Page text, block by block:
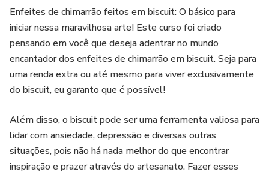
Enfeites de chimarrão feitos em biscuit: O básico para
iniciar nessa maravilhosa arte! Este curso foi criado
pensando em você que deseja adentrar no mundo
encantador dos enfeites de chimarrão em biscuit. Seja para
uma renda extra ou até mesmo para viver exclusivamente
do biscuit, eu garanto que é possível!
Além disso, o biscuit pode ser uma ferramenta valiosa para
lidar com ansiedade, depressão e diversas outras
situações, pois não há nada melhor do que encontrar
inspiração e prazer através do artesanato. Fazer esses